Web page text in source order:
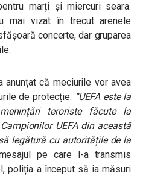
marți și miercuri seara.
mai vizat în trecut arenele
concerte, dar gruparea
anunțat că meciurile vor avea
de protecție. “UEFA este la
teroriste făcute la
UEFA din această
legătură cu autoritățile de la
pe care l-a transmis
poliția a început să ia măsuri